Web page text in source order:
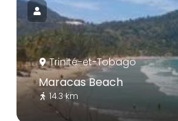
Trinité-et-Tobago
Maracas Beach
14.3 km